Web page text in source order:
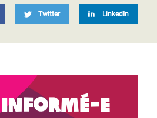
Twitter LinkedIn
informé-e